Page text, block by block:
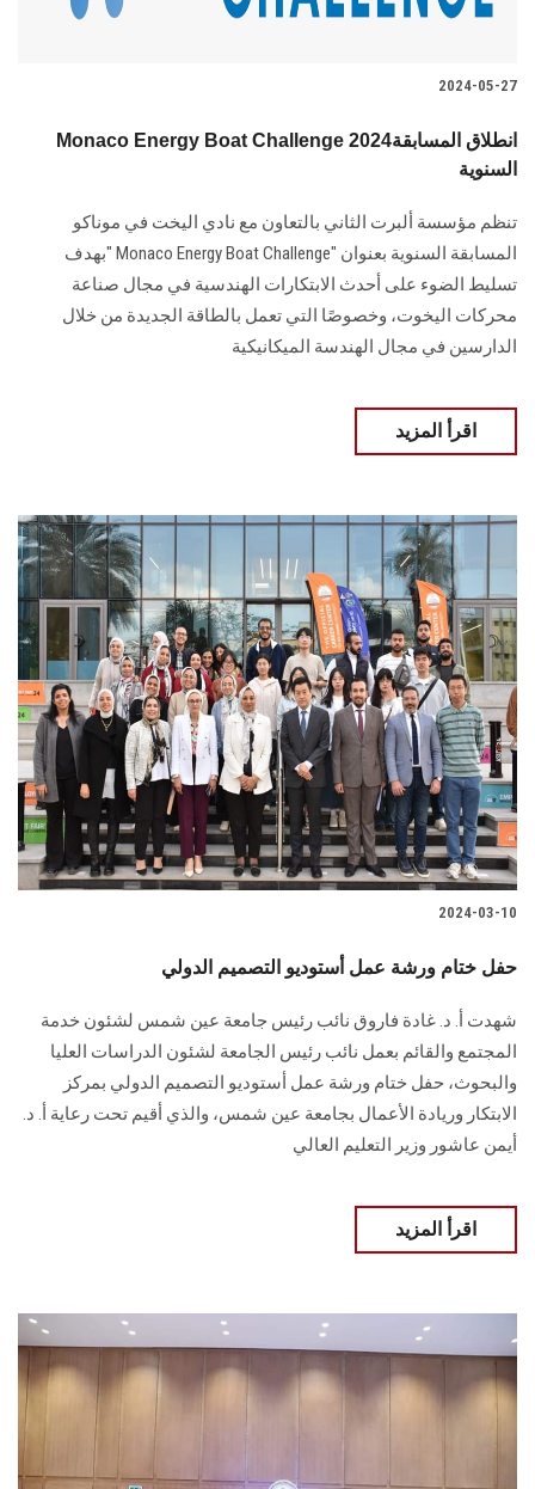
الزائـرون
سجل الان
2024-05-27
Monaco Energy Boat Challenge 2024انطلاق المسابقة
السنوية
تنظم مؤسسة ألبرت الثاني بالتعاون مع نادي اليخت في موناكو
المسابقة السنوية بعنوان‎" ‎Monaco Energy Boat Challenge" ‎بهدف
تسليط الضوء على أحدث الابتكارات الهندسية في مجال صناعة
محركات اليخوت، وخصوصًا التي تعمل بالطاقة ‏الجديدة من خلال
الدارسين في مجال الهندسة الميكانيكية ‏
اقرأ المزيد
2024-03-10
حفل ختام ورشة عمل أستوديو التصميم الدولي
شهدت أ. د. غادة فاروق نائب رئيس جامعة عين شمس لشئون خدمة
المجتمع ‏والقائم بعمل نائب رئيس الجامعة لشئون الدراسات العليا
والبحوث، حفل ختام ورشة عمل ‏أستوديو التصميم الدولي بمركز
الابتكار وريادة الأعمال بجامعة عين شمس، والذي أقيم تحت ‏رعاية أ. د.
أيمن عاشور وزير التعليم العالي
اقرأ المزيد